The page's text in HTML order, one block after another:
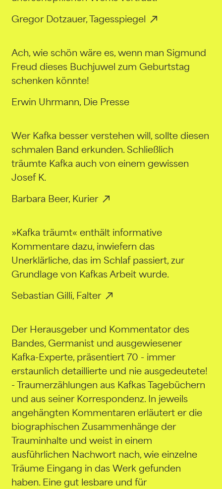
Gregor Dotzauer, Tagesspiegel
Ach, wie schön wäre es, wenn man Sigmund
Freud dieses Buchjuwel zum Geburtstag
schenken könnte!
Erwin Uhrmann, Die Presse
Wer Kafka besser verstehen will, sollte diesen
schmalen Band erkunden. Schließlich
träumte Kafka auch von einem gewissen
Josef K.
Barbara Beer, Kurier
»Kafka träumt« enthält informative
Kommentare dazu, inwiefern das
Unerklärliche, das im Schlaf passiert, zur
Grundlage von Kafkas Arbeit wurde.
Sebastian Gilli, Falter
Der Herausgeber und Kommentator des
Bandes, Germanist und ausgewiesener
Kafka-Experte, präsentiert 70 - immer
erstaunlich detaillierte und nie ausgedeutete!
- Traumerzählungen aus Kafkas Tagebüchern
und aus seiner Korrespondenz. In jeweils
angehängten Kommentaren erläutert er die
biographischen Zusammenhänge der
Trauminhalte und weist in einem
ausführlichen Nachwort nach, wie einzelne
Träume Eingang in das Werk gefunden
haben. Eine gut lesbare und für